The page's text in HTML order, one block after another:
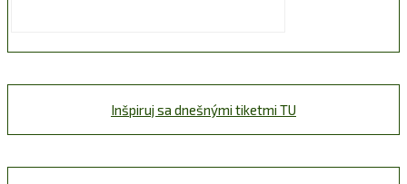
Inšpiruj sa dnešnými tiketmi TU